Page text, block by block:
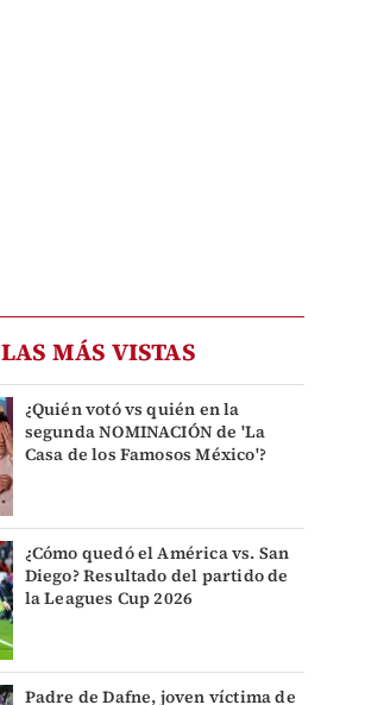
LAS MÁS VISTAS
¿Quién votó vs quién en la
segunda NOMINACIÓN de 'La
Casa de los Famosos México'?
¿Cómo quedó el América vs. San
Diego? Resultado del partido de
la Leagues Cup 2026
Padre de Dafne, joven víctima de